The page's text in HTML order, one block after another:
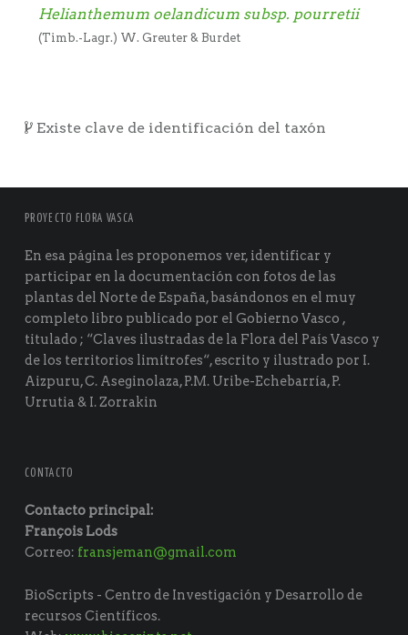
Helianthemum oelandicum subsp. pourretii
(Timb.-Lagr.) W. Greuter & Burdet
Existe clave de identificación del taxón
PROYECTO FLORA VASCA
En esa página les proponemos ver, identificar y
participar en la documentación con fotos de las
plantas del Norte de España, basándonos en el muy
completo libro publicado por el Gobierno Vasco ,
titulado ; “Claves ilustradas de la Flora del País Vasco y
de los territorios limítrofes“, escrito y ilustrado por I.
Aizpuru, C. Aseginolaza, P.M. Uribe-Echebarría, P.
Urrutia & I. Zorrakin
CONTACTO
Contacto principal:
François Lods
Correo: fransjeman@gmail.com
BioScripts - Centro de Investigación y Desarrollo de
recursos Científicos.